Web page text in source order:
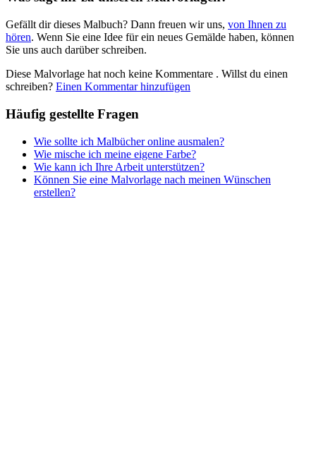
Sommer und Feiertage
Teddys und Pferde
Tiere und Natur
Valentinstag und Liebe
Winter und Weihnachten
Nezaradené
Gefällt dir dieses Malbuch? Dann freuen wir uns, von Ihnen zu
hören. Wenn Sie eine Idee für ein neues Gemälde haben, können
Sie uns auch darüber schreiben.
Diese Malvorlage hat noch keine Kommentare . Willst du einen
schreiben? Einen Kommentar hinzufügen
Häufig gestellte Fragen
Wie sollte ich Malbücher online ausmalen?
Wie mische ich meine eigene Farbe?
Wie kann ich Ihre Arbeit unterstützen?
Können Sie eine Malvorlage nach meinen Wünschen
erstellen?